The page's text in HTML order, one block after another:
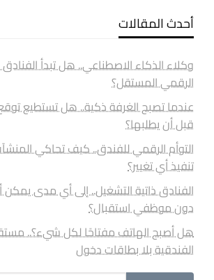
أحدث المقالات
وكلاء الذكاء الاصطناعي.. هل تبدأ
الرقمي المستقل؟
عندما تصبح الغرفة ذكية.. هل تستطيع توقع
قبل أن يطلبها؟
التوأم الرقمي للفندق.. كيف تحاكي
تنفيذ أي تغيير؟
الفنادق ذاتية التشغيل.. إلى أي مدى
دون موظفي استقبال؟
هل أصبح الهاتف مفتاحًا لكل شيء؟..
الفندقية بلا بطاقات دخول